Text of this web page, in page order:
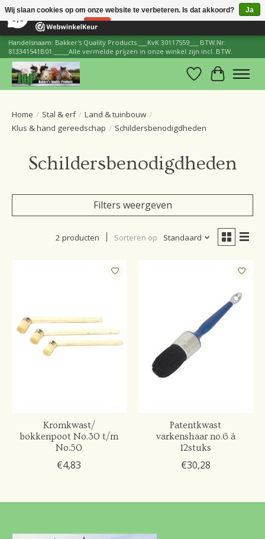
206 Reviews ×
Handelsnaam: Bakker's Quality Products.___KvK 30117559___ BTW.Nr:
813341541B01._____Alle vermelde prijzen in onze winkel zijn incl. BTW.
Verlanglijst
Home / Stal & erf / Land & tuinbouw /
Klus & hand gereedschap / Schildersbenodigdheden
Schildersbenodigdheden
Filters weergeven
2 producten Sorteren op Standaard
Kromkwast/
bokkenpoot No.30 t/m
No.50
€4,83
Patentkwast
varkenshaar no.6 á
12stuks
€30,28
Wij slaan cookies op om onze website te verbeteren. Is dat akkoord?
Ja
Nee